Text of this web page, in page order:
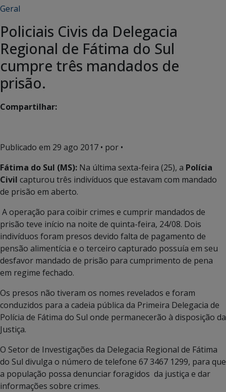
Geral
Policiais Civis da Delegacia
Regional de Fátima do Sul
cumpre três mandados de
prisão.
Compartilhar:
Publicado em 29 ago 2017 • por •
Fátima do Sul (MS): Na última sexta-feira (25), a Polícia
Civil capturou três indivíduos que estavam com mandado
de prisão em aberto.
A operação para coibir crimes e cumprir mandados de
prisão teve início na noite de quinta-feira, 24/08. Dois
indivíduos foram presos devido falta de pagamento de
pensão alimentícia e o terceiro capturado possuía em seu
desfavor mandado de prisão para cumprimento de pena
em regime fechado.
Os presos não tiveram os nomes revelados e foram
conduzidos para a cadeia pública da Primeira Delegacia de
Polícia de Fátima do Sul onde permanecerão à disposição da
Justiça.
O Setor de Investigações da Delegacia Regional de Fátima
do Sul divulga o número de telefone 67 3467 1299, para que
a população possa denunciar foragidos da justiça e dar
informações sobre crimes.